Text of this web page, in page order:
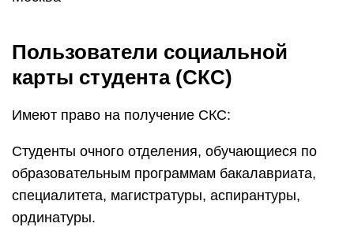
Пользователи социальной
карты студента (СКС)
Имеют право на получение СКС:
Студенты очного отделения, обучающиеся по
образовательным программам бакалавриата,
специалитета, магистратуры, аспирантуры,
ординатуры.